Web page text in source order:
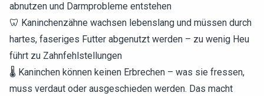
abnutzen und Darmprobleme entstehen
🦷 Kaninchenzähne wachsen lebenslang und müssen durch
hartes, faseriges Futter abgenutzt werden – zu wenig Heu
führt zu Zahnfehlstellungen
🌡️ Kaninchen können keinen Erbrechen – was sie fressen,
muss verdaut oder ausgeschieden werden. Das macht